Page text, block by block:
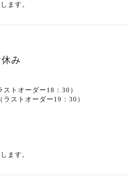
ます。
み
トオーダー18：30）
ストオーダー19：30）
ます。